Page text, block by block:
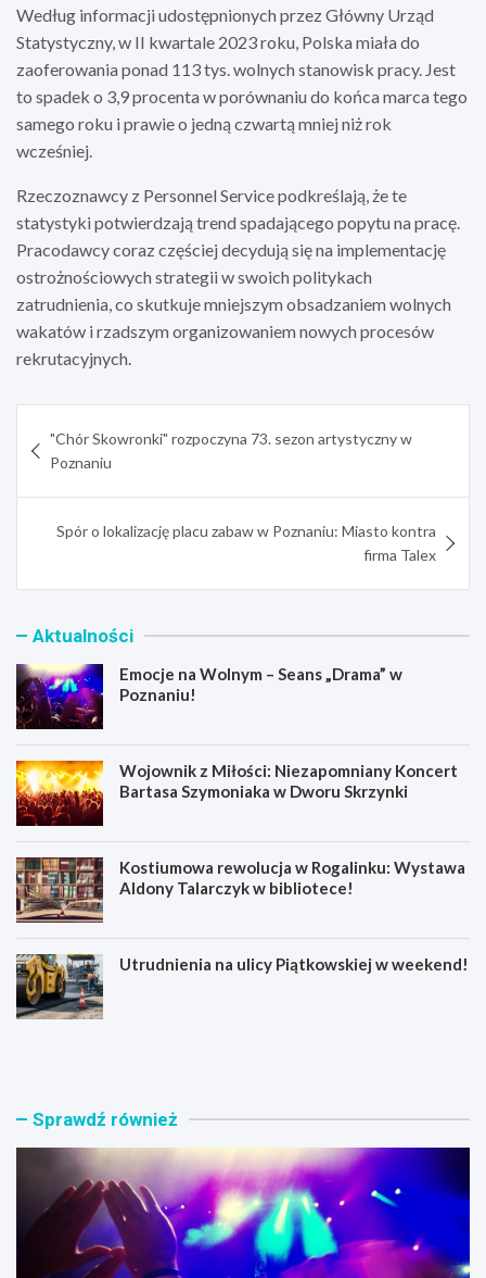
Według informacji udostępnionych przez Główny Urząd
Statystyczny, w II kwartale 2023 roku, Polska miała do
zaoferowania ponad 113 tys. wolnych stanowisk pracy. Jest
to spadek o 3,9 procenta w porównaniu do końca marca tego
samego roku i prawie o jedną czwartą mniej niż rok
wcześniej.
Rzeczoznawcy z Personnel Service podkreślają, że te
statystyki potwierdzają trend spadającego popytu na pracę.
Pracodawcy coraz częściej decydują się na implementację
ostrożnościowych strategii w swoich politykach
zatrudnienia, co skutkuje mniejszym obsadzaniem wolnych
wakatów i rzadszym organizowaniem nowych procesów
rekrutacyjnych.
wpisu
"Chór Skowronki" rozpoczyna 73. sezon artystyczny w
Poznaniu
Spór o lokalizację placu zabaw w Poznaniu: Miasto kontra
firma Talex
Aktualności
Emocje na Wolnym – Seans „Drama” w
Poznaniu!
Wojownik z Miłości: Niezapomniany Koncert
Bartasa Szymoniaka w Dworu Skrzynki
Kostiumowa rewolucja w Rogalinku: Wystawa
Aldony Talarczyk w bibliotece!
Utrudnienia na ulicy Piątkowskiej w weekend!
E
e
W
n Sprawdź również